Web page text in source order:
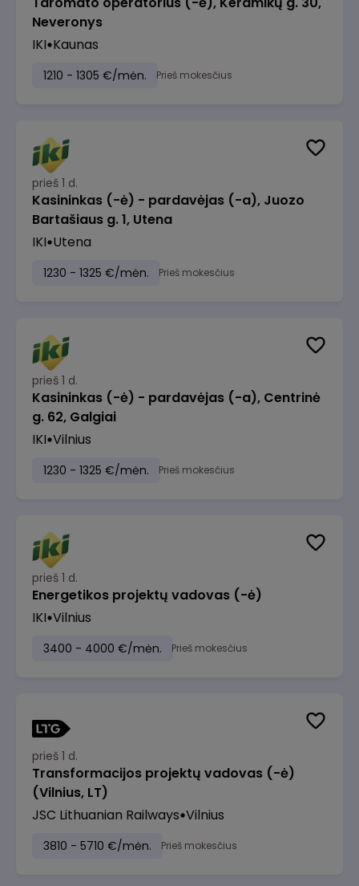
Neveronys
IKI Kaunas
1210 - 1305 €/mėn. Prieš mokesčius
prieš 1 d.
Kasininkas (-ė) - pardavėjas (-a), Juozo
Bartašiaus g. 1, Utena
IKI Utena
1230 - 1325 €/mėn. Prieš mokesčius
prieš 1 d.
Kasininkas (-ė) - pardavėjas (-a), Centrinė
g. 62, Galgiai
IKI Vilnius
1230 - 1325 €/mėn. Prieš mokesčius
prieš 1 d.
Energetikos projektų vadovas (-ė)
IKI Vilnius
3400 - 4000 €/mėn. Prieš mokesčius
prieš 1 d.
Transformacijos projektų vadovas (-ė)
(Vilnius, LT)
JSC Lithuanian Railways Vilnius
3810 - 5710 €/mėn. Prieš mokesčius